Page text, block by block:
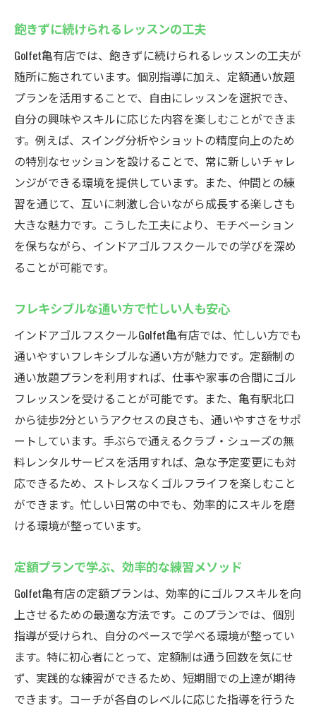
飽きずに続けられるレッスンの工夫
Golfet亀有店では、飽きずに続けられるレッスンの工夫が
随所に施されています。個別指導に加え、定額通い放題
プランを活用することで、自由にレッスンを選択でき、
自分の興味やスキルに応じた内容を楽しむことができま
す。例えば、スイング分析やショットの精度向上のため
の特別なセッションを設けることで、常に新しいチャレ
ンジができる環境を提供しています。また、仲間との練
習を通じて、互いに刺激し合いながら成長する楽しさも
大きな魅力です。こうした工夫により、モチベーション
を保ちながら、インドアゴルフスクールでの学びを深め
ることが可能です。
フレキシブルな通い方で忙しい人も安心
インドアゴルフスクールGolfet亀有店では、忙しい方でも
通いやすいフレキシブルな通い方が魅力です。定額制の
通い放題プランを利用すれば、仕事や家事の合間にゴル
フレッスンを受けることが可能です。また、亀有駅北口
から徒歩2分というアクセスの良さも、通いやすさをサポ
ートしています。手ぶらで通えるクラブ・シューズの無
料レンタルサービスを活用すれば、急な予定変更にも対
応できるため、ストレスなくゴルフライフを楽しむこと
ができます。忙しい日常の中でも、効率的にスキルを磨
ける環境が整っています。
定額プランで学ぶ、効率的な練習メソッド
Golfet亀有店の定額プランは、効率的にゴルフスキルを向
上させるための最適な方法です。このプランでは、個別
指導が受けられ、自分のペースで学べる環境が整ってい
ます。特に初心者にとって、定額制は通う回数を気にせ
ず、実践的な練習ができるため、短期間での上達が期待
できます。コーチが各自のレベルに応じた指導を行うた